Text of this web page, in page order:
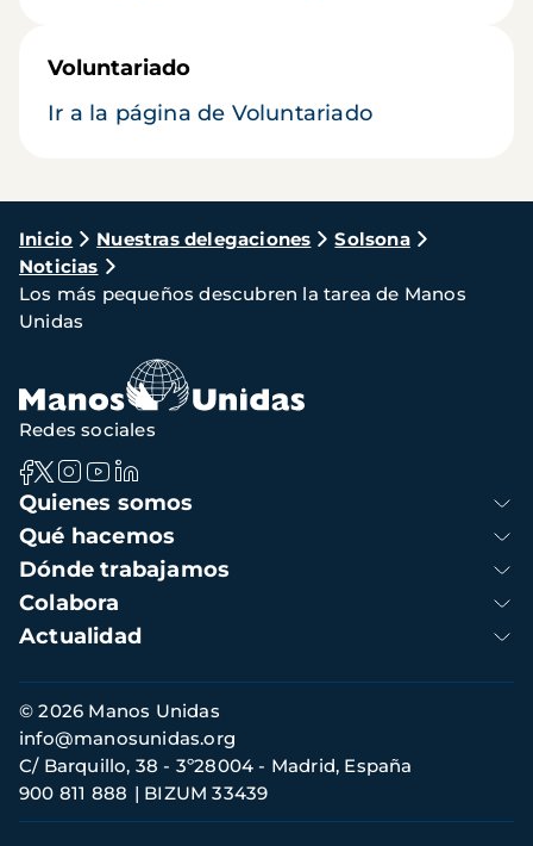
Voluntariado
Ir a la página de Voluntariado
Ruta
de
navegación
Inicio Nuestras delegaciones
Solsona
Noticias
Los más pequeños descubren la tarea de Manos
Unidas
Navegación
principal
Quienes somos
Qué hacemos
Dónde trabajamos
Colabora
Actualidad
Redes sociales
Información
de
contacto
© 2026 Manos Unidas
C/ Barquillo, 38 - 3º28004 - Madrid, España
900 811 888
BIZUM 33439
info@manosunidas.org